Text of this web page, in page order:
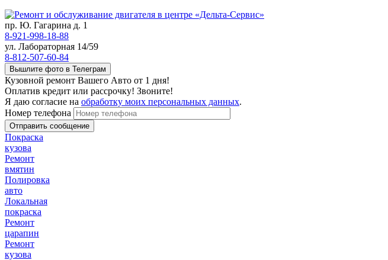
пр. Ю. Гагарина д. 1
8-921-998-18-88
ул. Лабораторная 14/59
8-812-507-60-84
Вышлите фото в Телеграм
Кузовной ремонт Вашего Авто от 1 дня!
Оплатив кредит или рассрочку! Звоните!
Я даю согласие на обработку моих персональных данных.
Номер телефона
Покраска
кузова
Ремонт
вмятин
Полировка
авто
Локальная
покраска
Ремонт
царапин
Ремонт
кузова